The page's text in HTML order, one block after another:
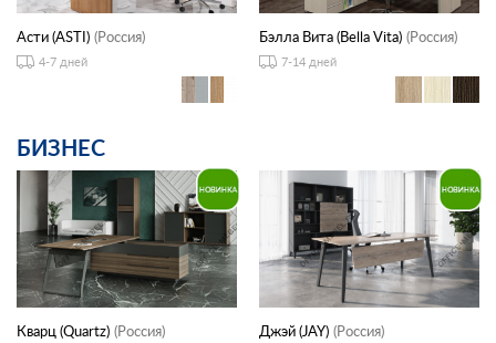
Асти (ASTI) (Россия)
4-7 дней
Бэлла Вита (Bella Vita) (Россия)
7-14 дней
БИЗНЕС
Кварц (Quartz) (Россия) Джэй (JAY) (Россия)